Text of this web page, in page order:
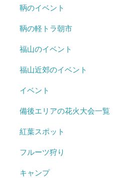
鞆のイベント
鞆の軽トラ朝市
福山のイベント
福山近郊のイベント
イベント
備後エリアの花火大会一覧
紅葉スポット
フルーツ狩り
キャンプ